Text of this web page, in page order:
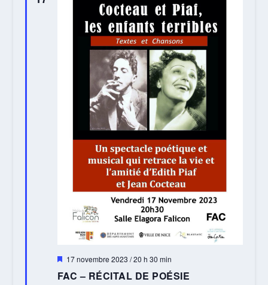
FAC – RÉCITAL DE POÉSIE
Mis
avant
17 novembre 2023 / 20 h 30 min